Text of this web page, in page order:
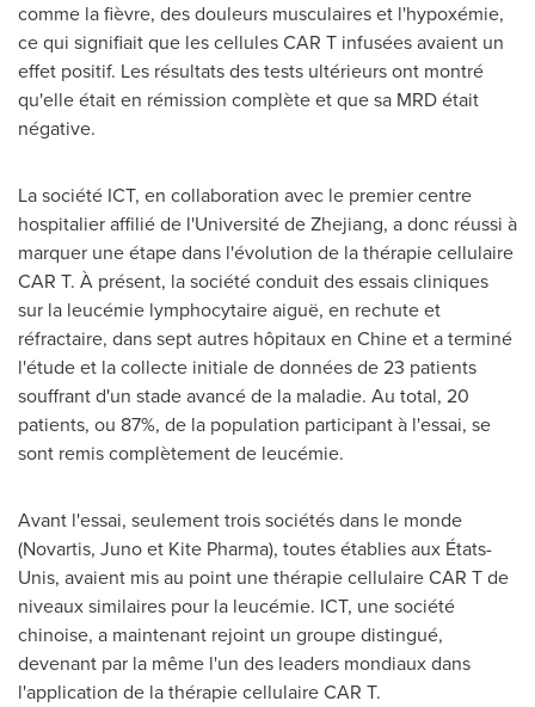
comme la fièvre, des douleurs musculaires et l'hypoxémie,
ce qui signifiait que les cellules CAR T infusées avaient un
effet positif. Les résultats des tests ultérieurs ont montré
qu'elle était en rémission complète et que sa MRD était
négative.
La société ICT, en collaboration avec le premier centre
hospitalier affilié de l'Université deZhejiang, a donc réussi à
marquer une étape dans l'évolution de la thérapie cellulaire
CAR T. À présent, la société conduit des essais cliniques
sur la leucémie lymphocytaire aiguë, en rechute et
réfractaire, dans sept autres hôpitaux en Chine et a terminé
l'étude et la collecte initiale de données de 23 patients
souffrant d'un stade avancé de la maladie. Au total, 20
patients, ou 87%, de la population participant à l'essai, se
sont remis complètement de leucémie.
Avant l'essai, seulement trois sociétés dans le monde
(Novartis, Juno et Kite Pharma), toutes établies aux États-
Unis, avaient mis au point une thérapie cellulaire CAR T de
niveaux similaires pour la leucémie. ICT, une société
chinoise, a maintenant rejoint un groupe distingué,
devenant par la même l'un des leaders mondiaux dans
l'application de la thérapie cellulaire CAR T.